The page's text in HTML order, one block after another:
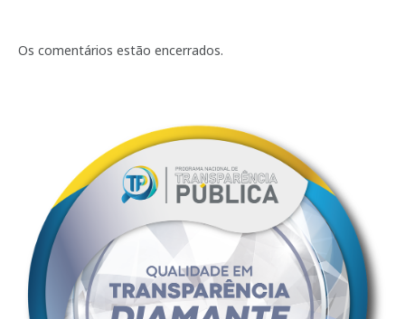
Os comentários estão encerrados.